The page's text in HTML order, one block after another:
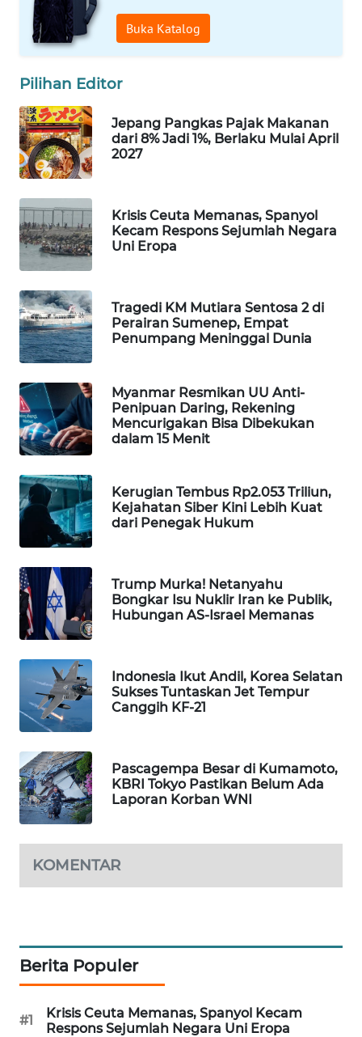
Buka Katalog
Pilihan Editor
Jepang Pangkas Pajak Makanan
dari 8% Jadi 1%, Berlaku Mulai April
2027
Krisis Ceuta Memanas, Spanyol
Kecam Respons Sejumlah Negara
Uni Eropa
Tragedi KM Mutiara Sentosa 2 di
Perairan Sumenep, Empat
Penumpang Meninggal Dunia
Myanmar Resmikan UU Anti-
Penipuan Daring, Rekening
Mencurigakan Bisa Dibekukan
dalam 15 Menit
Kerugian Tembus Rp2.053 Triliun,
Kejahatan Siber Kini Lebih Kuat
dari Penegak Hukum
Trump Murka! Netanyahu
Bongkar Isu Nuklir Iran ke Publik,
Hubungan AS-Israel Memanas
Indonesia Ikut Andil, Korea Selatan
Sukses Tuntaskan Jet Tempur
Canggih KF-21
Pascagempa Besar di Kumamoto,
KBRI Tokyo Pastikan Belum Ada
Laporan Korban WNI
KOMENTAR
Berita Populer
#1
Krisis Ceuta Memanas, Spanyol Kecam
Respons Sejumlah Negara Uni Eropa
WAHANA
TV
ID
WAHANANEWS
CO ID
NET
WAHANA
SPORT
WAHANA
UMKM
SELEB
WAHANA
PERSONA
WAHANA
OTOMOTIF
WAHANA
HEALTH
WAHANA
DESA
WISATA
LAPAK
WAHANA
Network
KONSUMEN
LISTRIK
MASYARAKAT
MAWAKA